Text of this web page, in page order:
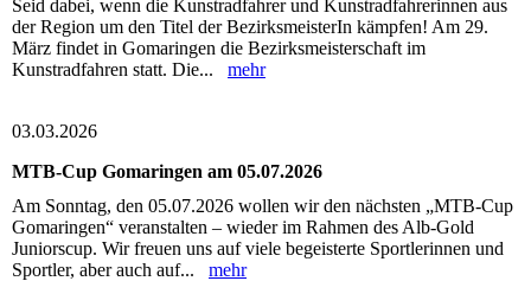
Seid dabei, wenn die Kunstradfahrer und Kunstradfahrerinnen aus
der Region um den Titel der BezirksmeisterIn kämpfen! Am 29.
März findet in Gomaringen die Bezirksmeisterschaft im
Kunstradfahren statt. Die... mehr
03.03.2026
MTB-Cup Gomaringen am 05.07.2026
Am Sonntag, den 05.07.2026 wollen wir den nächsten „MTB-Cup
Gomaringen“ veranstalten – wieder im Rahmen des Alb-Gold
Juniorscup. Wir freuen uns auf viele begeisterte Sportlerinnen und
Sportler, aber auch auf... mehr